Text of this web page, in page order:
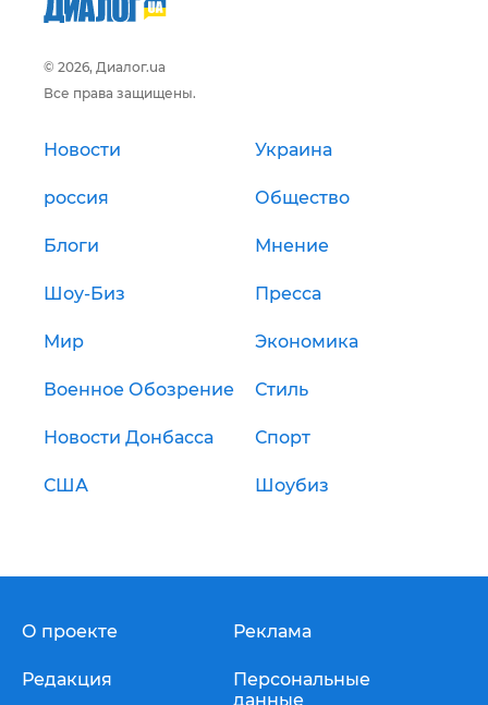
© 2026, Диалог.ua
Все права защищены.
Новости Украина
россия Общество
Блоги Мнение
Шоу-Биз Пресса
Мир Экономика
Военное Обозрение Стиль
Новости Донбасса Спорт
США Шоубиз
О проекте
Редакция
Реклама
Персональные
данные